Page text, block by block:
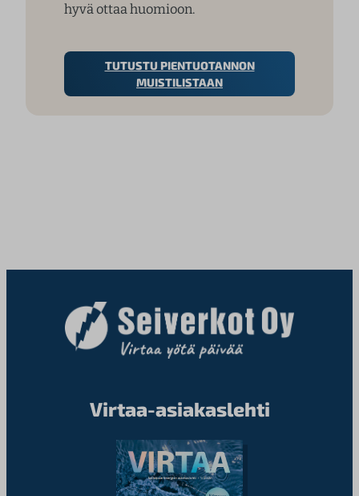
hyvä ottaa huomioon.
TUTUSTU PIENTUOTANNON
MUISTILISTAAN
Virtaa-asiakaslehti